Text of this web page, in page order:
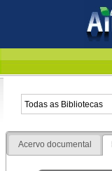
Acervo documental